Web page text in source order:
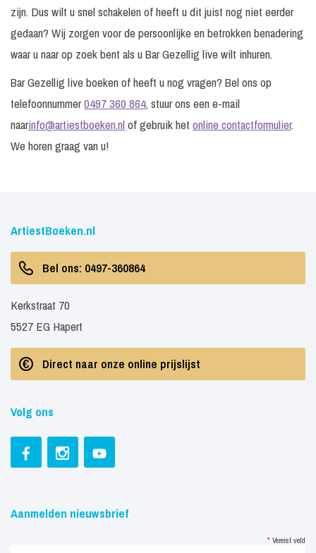
zijn. Dus wilt u snel schakelen of heeft u dit juist nog niet eerder
gedaan? Wij zorgen voor de persoonlijke en betrokken benadering
waar u naar op zoek bent als u Bar Gezellig live wilt inhuren.
Bar Gezellig live boeken of heeft u nog vragen? Bel ons op
telefoonnummer0497 360 864, stuur ons een e-mail
naarinfo@artiestboeken.nlof gebruik het online contactformulier.
We horen graag van u!
ArtiestBoeken.nl
Bel ons: 0497-360864
Kerkstraat 70
5527 EG Hapert
Direct naar onze online prijslijst
Volg ons
Aanmelden nieuwsbrief
* Vereist veld